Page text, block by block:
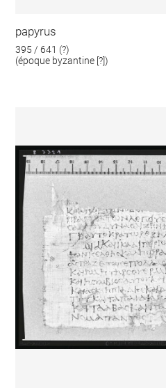
papyrus
395 / 641 (?)
(époque byzantine [?])